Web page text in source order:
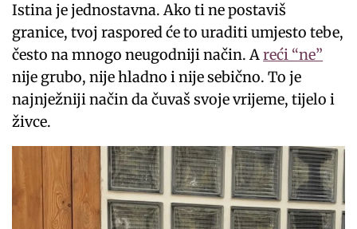
Istina je jednostavna. Ako ti ne postaviš
granice, tvoj raspored će to uraditi umjesto tebe,
često na mnogo neugodniji način. Areći “ne”
nije grubo, nije hladno i nije sebično. To je
najnježniji način da čuvaš svoje vrijeme, tijelo i
živce.